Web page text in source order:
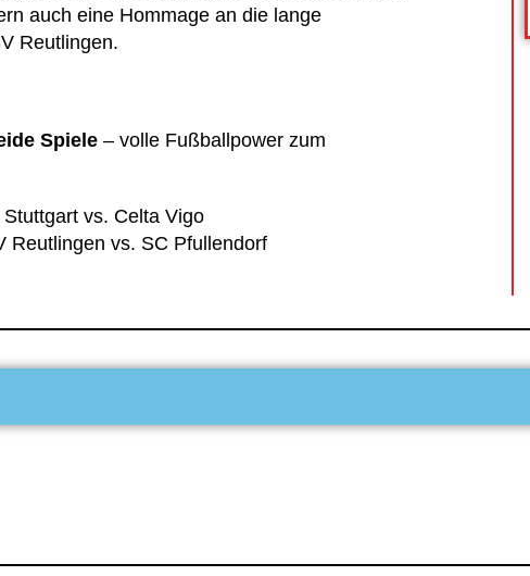
auch eine Hommage an die lange
Reutlingen.
Spiele – volle Fußballpower zum
vs. Celta Vigo
Reutlingen vs. SC Pfullendorf